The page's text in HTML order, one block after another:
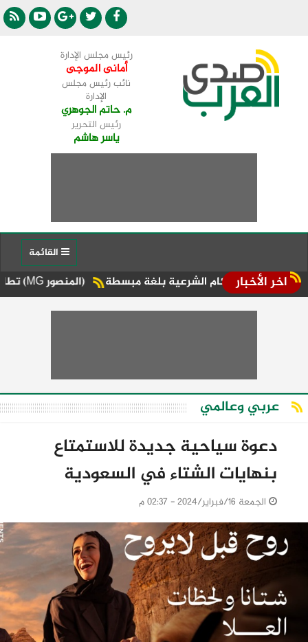
رئيس مجلس الإدارة
أمانى الموجى
نائب رئيس مجلس
الإدارة
م. حاتم الجوهري
رئيس التحرير
ياسر هاشم
اخر الأخبار (المنصور MG) تطلق أحدث سياراتها الـ PHEV مع طراز "RX 9" الشرعية بلغة مبسطة
عربي وعالمي
دعوة سياحية جديدة للاستمتاع
بنهايات الشتاء في السعودية
الجمعة 16/فبراير/2024 - 02:37 م